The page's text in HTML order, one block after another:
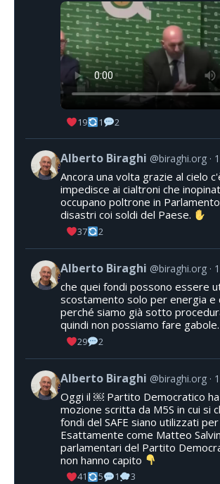
19 1 2
Alberto Biraghi @biraghi.org
Ancora una volta grazie al cielo
impedisce ai cialtroni che
occupano poltrone in
disastri coi soldi del Paese.
37 2
Alberto Biraghi @biraghi.org
che quei fondi possono essere
scostamento solo per energia e
perché siamo già sotto
quindi non possiamo fare gabole.
29 2
Alberto Biraghi @biraghi.org
Oggi il ￼ Partito Democratico
mozione scritta da M5S in cui si
fondi del SAFE siano utilizzati
Esattamente come Matteo
parlamentari del Partito
non hanno capito
41 5 1 3